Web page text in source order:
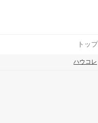
トップ
トレ
ハウコレ